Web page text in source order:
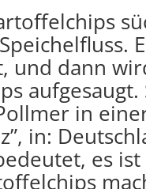
und dann
in
in:
es ist